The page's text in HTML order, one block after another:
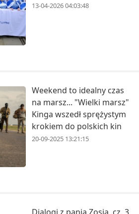
13-04-2026 04:03:48
Weekend to idealny czas
na marsz... "Wielki marsz"
Kinga wszedł sprężystym
krokiem do polskich kin
20-09-2025 13:21:15
Dialogi z panią Zosią, cz. 3.